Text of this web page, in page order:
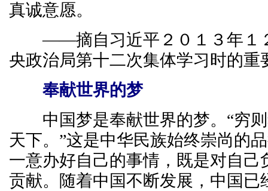
真诚意愿。
——摘自习近平２０１３年１
央政治局第十二次集体学习时的重
奉献世界的梦
中国梦是奉献世界的梦。“穷则
天下。”这是中华民族始终崇尚的
一意办好自己的事情，既是对自己
贡献。随着中国不断发展，中国已